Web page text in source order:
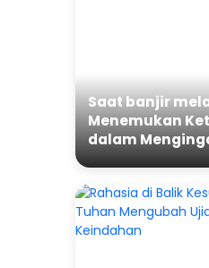
Saat banjir
Menemukan
dalam